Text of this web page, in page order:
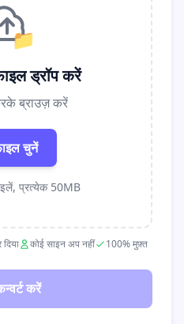
📁
ड्रॉप करें
ब्राउज़ करें
चुनें
प्रत्येक 50MB
कोई साइन अप नहीं 100% मुफ़्त
करें